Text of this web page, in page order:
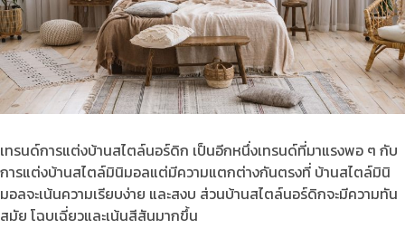
เทรนด์การแต่งบ้านสไตล์นอร์ดิก เป็นอีกหนึ่งเทรนด์ที่มาแรงพอ ๆ กับ
การแต่งบ้านสไตล์มินิมอลแต่มีความแตกต่างกันตรงที่ บ้านสไตล์มินิ
มอลจะเน้นความเรียบง่าย และสงบ ส่วนบ้านสไตล์นอร์ดิกจะมีความทัน
สมัย โฉบเฉี่ยวและเน้นสีสันมากขึ้น